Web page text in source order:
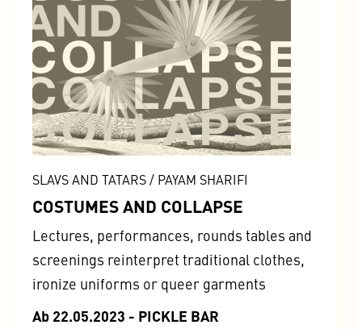
SLAVS AND TATARS / PAYAM SHARIFI
COSTUMES AND COLLAPSE
Lectures, performances, rounds tables and
screenings reinterpret traditional clothes,
ironize uniforms or queer garments
Ab 22.05.2023 - PICKLE BAR